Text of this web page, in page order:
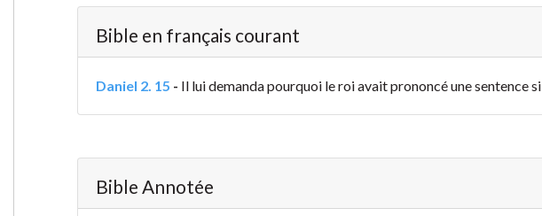
Bible en français courant
Daniel 2. 15 - Il lui demanda pourquoi le roi avait prononcé une sentence
Bible Annotée